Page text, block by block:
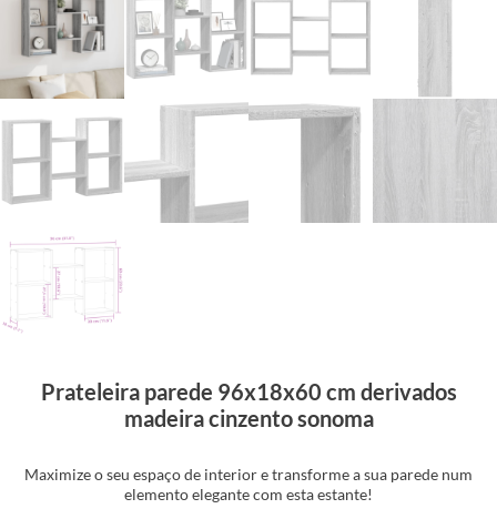
Prateleira parede 96x18x60 cm derivados
madeira cinzento sonoma
Maximize o seu espaço de interior e transforme a sua parede num
elemento elegante com esta estante!